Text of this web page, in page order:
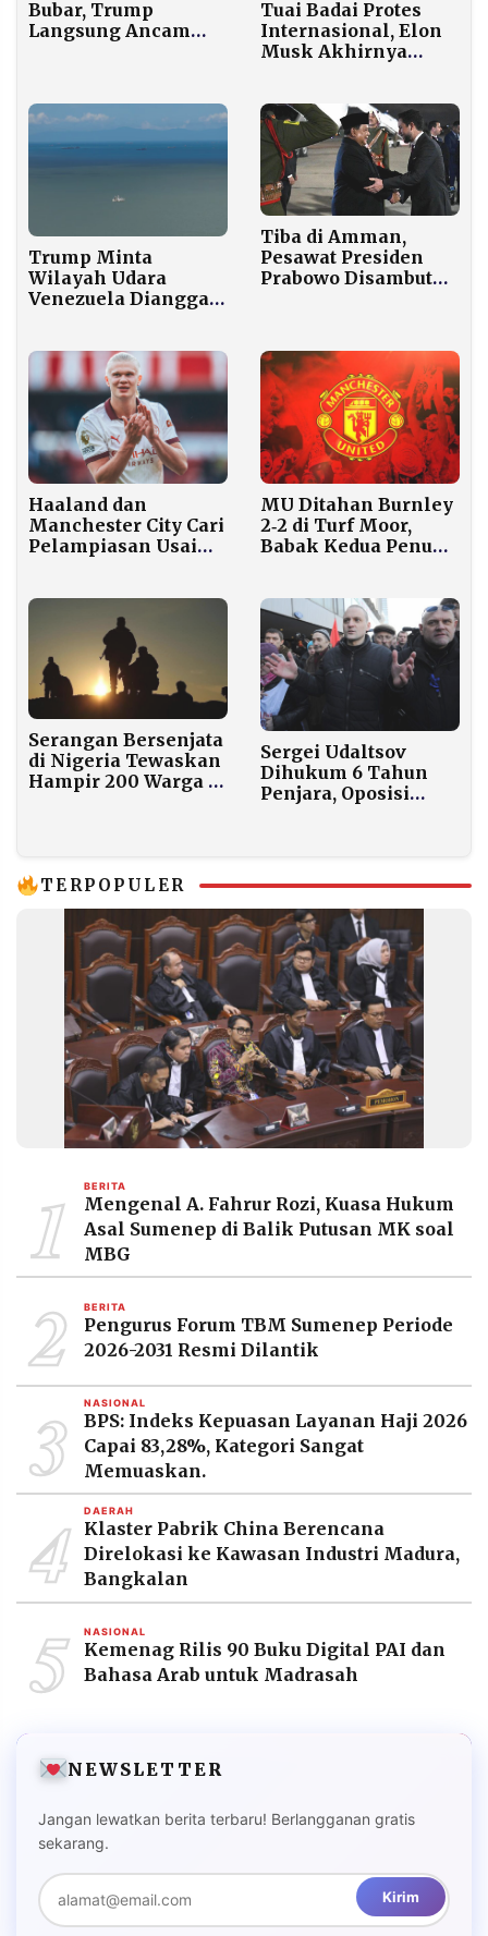
Bubar, Trump
Langsung Ancam
Tuai Badai Protes
Internasional, Elon
Musk Akhirnya
Grok
Trump Minta
Wilayah Udara
Venezuela Dianggap
Tiba di Amman,
Pesawat Presiden
Prabowo Disambut
Haaland dan
Manchester City Cari
Pelampiasan Usai
MU Ditahan Burnley
2‑2 di Turf Moor,
Babak Kedua Penuh
Serangan Bersenjata
di Nigeria Tewaskan
Hampir 200 Warga di
Sergei Udaltsov
Dihukum 6 Tahun
Penjara, Oposisi
TERPOPULER
1 BERITA
Mengenal A. Fahrur Rozi, Kuasa Hukum
Asal Sumenep di Balik Putusan MK soal
MBG
2 BERITA
Pengurus Forum TBM Sumenep Periode
2026-2031 Resmi Dilantik
3 NASIONAL
BPS: Indeks Kepuasan Layanan Haji 2026
Capai 83,28%, Kategori Sangat
Memuaskan.
4 DAERAH
Klaster Pabrik China Berencana
Direlokasi ke Kawasan Industri Madura,
Bangkalan
5 NASIONAL
Kemenag Rilis 90 Buku Digital PAI dan
Bahasa Arab untuk Madrasah
NEWSLETTER
Jangan lewatkan berita terbaru! Berlangganan gratis
sekarang.
Kirim